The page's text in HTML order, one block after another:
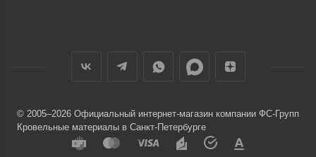
© 2005–2026 Официальный интернет-магазин компании ФС-Групп
Кровельные материалы в Санкт-Петербурге